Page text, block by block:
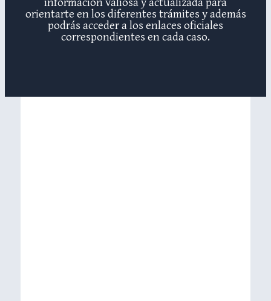
orientarte en los diferentes trámites y además
podrás acceder a los enlaces oficiales
correspondientes en cada caso.